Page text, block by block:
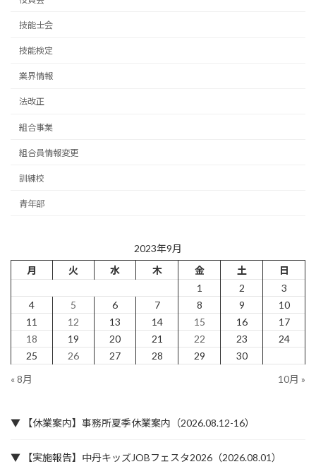
技能士会
技能検定
業界情報
法改正
組合事業
組合員情報変更
訓練校
青年部
2023年9月
月
火 水 木 金 土
日
1
2
3
4
5 6 7 8 9
10
11
12 13 14 15 16
17
18
19 20 21 22 23
24
25
26 27 28 29
30
« 8月
10月 »
▼ 【休業案内】事務所夏季休業案内（2026.08.12-16）
▼ 【実施報告】中丹キッズJOBフェスタ2026（2026.08.01）